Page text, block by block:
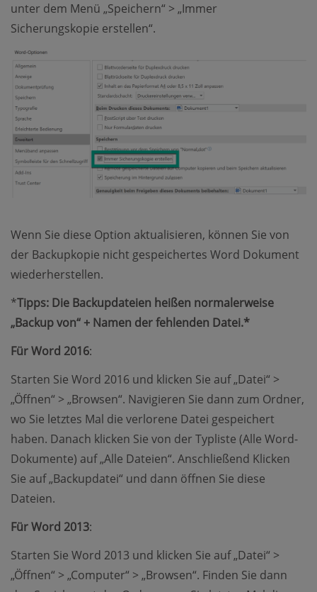
unter dem Menü „Speichern“ > „Immer
Sicherungskopie erstellen“.
Wenn Sie diese Option aktualisieren, können Sie von
der Backupkopie nicht gespeichertes Word Dokument
wiederherstellen.
*Tipps: Die Backupdateien heißen normalerweise
„Backup von“ + Namen der fehlenden Datei.*
Für Word 2016:
Starten Sie Word 2016 und klicken Sie auf „Datei“ >
„Öffnen“ > „Browsen“. Navigieren Sie dann zum Ordner,
wo Sie letztes Mal die verlorene Datei gespeichert
haben. Danach klicken Sie von der Typliste (Alle Word-
Dokumente) auf „Alle Dateien“. Anschließend Klicken
Sie auf „Backupdatei“ und dann öffnen Sie diese
Dateien.
Für Word 2013:
Starten Sie Word 2013 und klicken Sie auf „Datei“ >
„Öffnen“ > „Computer“ > „Browsen“. Finden Sie dann